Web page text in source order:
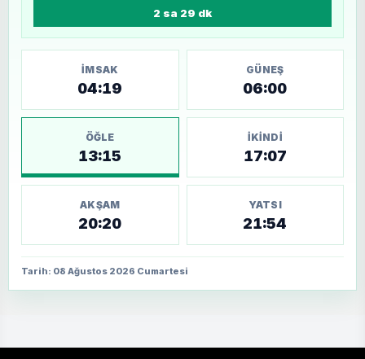
2 sa 29 dk
İMSAK
04:19
GÜNEŞ
06:00
ÖĞLE
13:15
İKINDI
17:07
AKŞAM
20:20
YATSI
21:54
Tarih: 08 Ağustos 2026 Cumartesi